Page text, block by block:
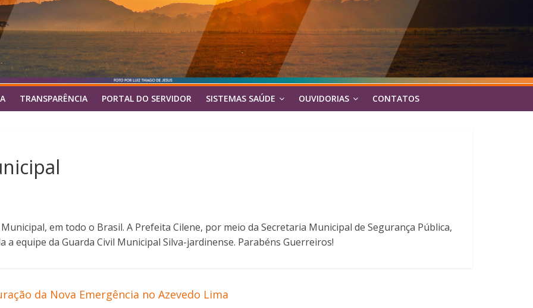
TRANSPARÊNCIA PORTAL DO SERVIDOR SISTEMAS SAÚDE OUVIDORIAS CONTATOS
em todo o Brasil. A Prefeita Cilene, por meio da Secretaria Municipal de Segurança Pública,
a equipe da Guarda Civil Municipal Silva-jardinense. Parabéns Guerreiros!
da Nova Emergência no Azevedo Lima